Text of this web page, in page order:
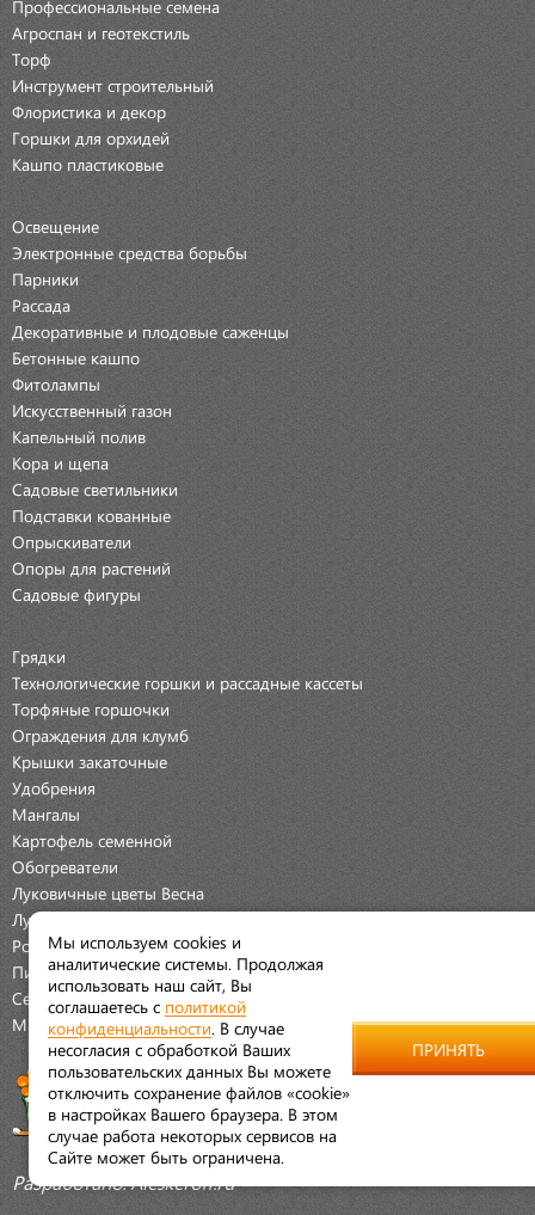
Профессиональные семена
Агроспан и геотекстиль
Торф
Инструмент строительный
Флористика и декор
Горшки для орхидей
Кашпо пластиковые
Освещение
Электронные средства борьбы
Парники
Рассада
Декоративные и плодовые саженцы
Бетонные кашпо
Фитолампы
Искусственный газон
Капельный полив
Кора и щепа
Садовые светильники
Подставки кованные
Опрыскиватели
Опоры для растений
Садовые фигуры
Грядки
Технологические горшки и рассадные кассеты
Торфяные горшочки
Ограждения для клумб
Крышки закаточные
Удобрения
Мангалы
Картофель семенной
Обогреватели
Луковичные цветы Весна
Луковичные цветы Осень
Розы
Пионы
Семена Овощей
Мраморная крошка
Разработано:
Мы используем cookies и
аналитические системы. Продолжая
использовать наш сайт, Вы
соглашаетесь с политикой
конфиденциальности . В случае
несогласия с обработкой Ваших
пользовательских данных Вы можете
отключить сохранение файлов «cookie»
в настройках Вашего браузера. В этом
случае работа некоторых сервисов на
Сайте может быть ограничена.
ПРИНЯТЬ